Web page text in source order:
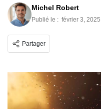
Michel Robert
Publié le : février 3, 2025
Partager